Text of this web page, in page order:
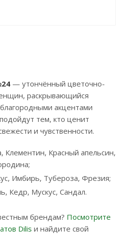
— утончённый цветочно-
раскрывающийся
акцентами
тем, кто ценит
и чувственности.
Клементин, Красный апельсин,
Имбирь, Тубероза, Фрезия;
Кедр, Мускус, Сандал.
брендам? Посмотрите
Dilis и найдите свой